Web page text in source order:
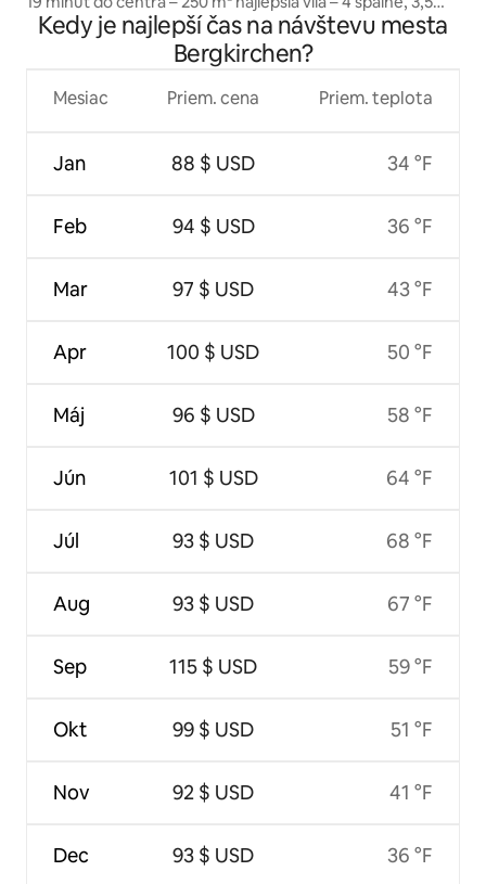
kúpeľne
Kedy je najlepší čas na návštevu mesta
Bergkirchen?
Mesiac
Jan
Feb
Mar
Apr
Máj
Jún
Júl
Aug
Sep
Okt
Nov
Dec
Priem. cena
88 $ USD
94 $ USD
97 $ USD
100 $ USD
96 $ USD
101 $ USD
93 $ USD
93 $ USD
115 $ USD
99 $ USD
92 $ USD
93 $ USD
Priem. teplota
34 °F
36 °F
43 °F
50 °F
58 °F
64 °F
68 °F
67 °F
59 °F
51 °F
41 °F
36 °F